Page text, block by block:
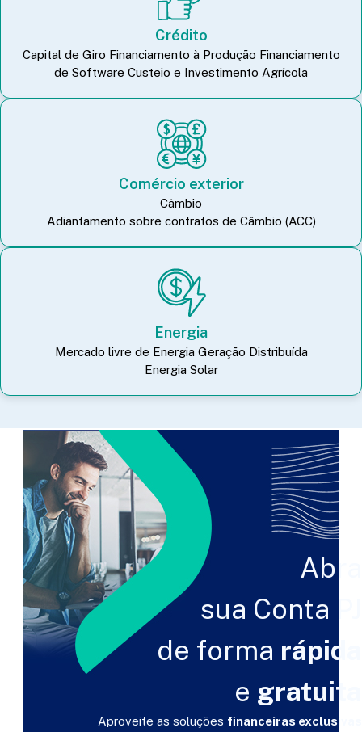
Crédito
Capital de Giro Financiamento à Produção Financiamento
de Software Custeio e Investimento Agrícola
Comércio exterior
Câmbio
Adiantamento sobre contratos de Câmbio (ACC)
Energia
Mercado livre de Energia Geração Distribuída
Energia Solar
Abra
sua Conta PJ
de forma rápida
e gratuita
Aproveite as soluções financeiras exclusivas